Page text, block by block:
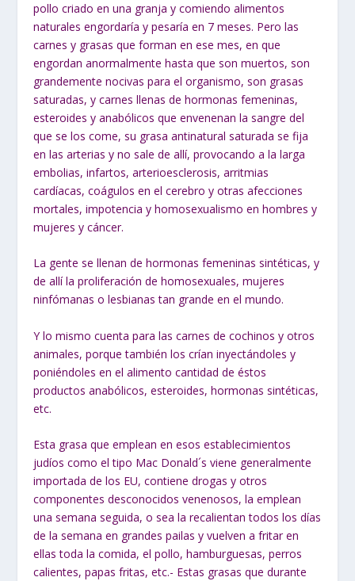
pollo criado en una granja y comiendo alimentos
naturales engordaría y pesaría en 7 meses. Pero las
carnes y grasas que forman en ese mes, en que
engordan anormalmente hasta que son muertos, son
grandemente nocivas para el organismo, son grasas
saturadas, y carnes llenas de hormonas femeninas,
esteroides y anabólicos que envenenan la sangre del
que se los come, su grasa antinatural saturada se fija
en las arterias y no sale de allí, provocando a la larga
embolias, infartos, arterioesclerosis, arritmias
cardíacas, coágulos en el cerebro y otras afecciones
mortales, impotencia y homosexualismo en hombres y
mujeres y cáncer.
La gente se llenan de hormonas femeninas sintéticas, y
de allí la proliferación de homosexuales, mujeres
ninfómanas o lesbianas tan grande en el mundo.
Y lo mismo cuenta para las carnes de cochinos y otros
animales, porque también los crían inyectándoles y
poniéndoles en el alimento cantidad de éstos
productos anabólicos, esteroides, hormonas sintéticas,
etc.
Esta grasa que emplean en esos establecimientos
judíos como el tipo Mac Donald´s viene generalmente
importada de los EU, contiene drogas y otros
componentes desconocidos venenosos, la emplean
una semana seguida, o sea la recalientan todos los días
de la semana en grandes pailas y vuelven a fritar en
ellas toda la comida, el pollo, hamburguesas, perros
calientes, papas fritas, etc.- Estas grasas que durante